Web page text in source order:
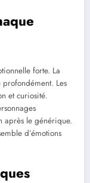
forte. La
profondément. Les
et curiosité.
après le générique.
d’émotions